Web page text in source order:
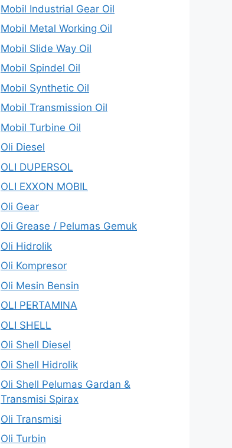
Mobil Industrial Gear Oil
Mobil Metal Working Oil
Mobil Slide Way Oil
Mobil Spindel Oil
Mobil Synthetic Oil
Mobil Transmission Oil
Mobil Turbine Oil
Oli Diesel
OLI DUPERSOL
OLI EXXON MOBIL
Oli Gear
Oli Grease / Pelumas Gemuk
Oli Hidrolik
Oli Kompresor
Oli Mesin Bensin
OLI PERTAMINA
OLI SHELL
Oli Shell Diesel
Oli Shell Hidrolik
Oli Shell Pelumas Gardan &
Transmisi Spirax
Oli Transmisi
Oli Turbin